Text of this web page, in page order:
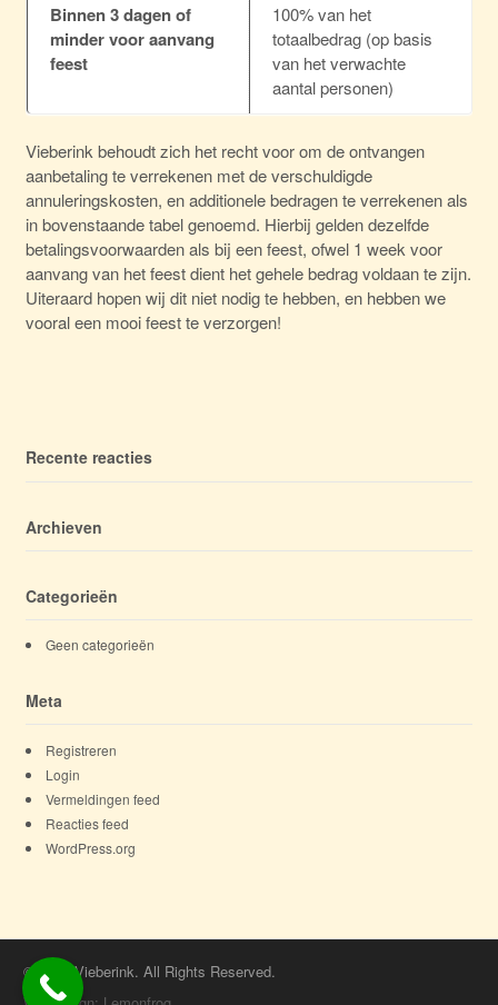
Binnen 3 dagen of
minder voor aanvang
feest
100% van het
totaalbedrag (op basis
van het verwachte
aantal personen)
Vieberink behoudt zich het recht voor om de ontvangen
aanbetaling te verrekenen met de verschuldigde
annuleringskosten, en additionele bedragen te verrekenen als
in bovenstaande tabel genoemd. Hierbij gelden dezelfde
betalingsvoorwaarden als bij een feest, ofwel 1 week voor
aanvang van het feest dient het gehele bedrag voldaan te zijn.
Uiteraard hopen wij dit niet nodig te hebben, en hebben we
vooral een mooi feest te verzorgen!
Recente reacties
Archieven
Categorieën
Geen categorieën
Meta
Registreren
Login
Vermeldingen feed
Reacties feed
WordPress.org
© 2026 Vieberink. All Rights Reserved.